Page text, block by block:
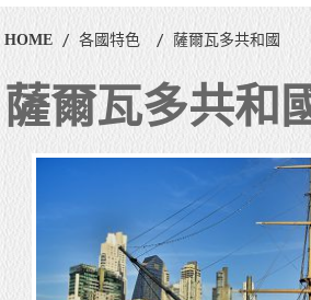
HOME 各國特色 薩爾瓦多共和國
薩爾瓦多共和